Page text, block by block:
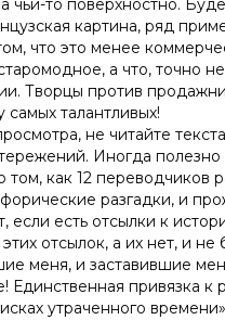
то поверхностно.
картина, ряд
что это менее
а что, точно не
Творцы против
талантливых!
не читайте
Иногда
как 12
разгадки, и
есть отсылки к
отсылок, а их нет, и
меня, и заставившие
привязка к
утраченного